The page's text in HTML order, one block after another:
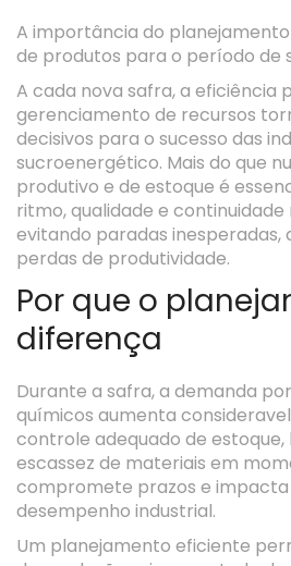
A importância do
de produtos para o período de
A cada nova safra, a eficiência
gerenciamento de recursos
decisivos para o sucesso das
sucroenergético. Mais do que
produtivo e de estoque é
ritmo, qualidade e
evitando paradas inesperadas,
perdas de produtividade.
Por que o
diferença
Durante a safra, a demanda
químicos aumenta
controle adequado de estoque,
escassez de materiais em
compromete prazos e
desempenho industrial.
Um planejamento eficiente